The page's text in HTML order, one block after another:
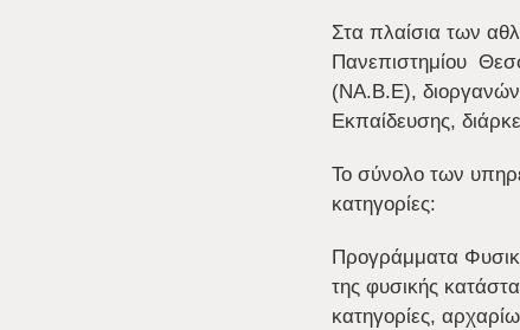
Στα πλαίσια των
Πανεπιστημίου
(ΝΑ.Β.Ε),
Εκπαίδευσης,
Το σύνολο των
κατηγορίες:
Προγράμματα
της φυσικής
κατηγορίες,